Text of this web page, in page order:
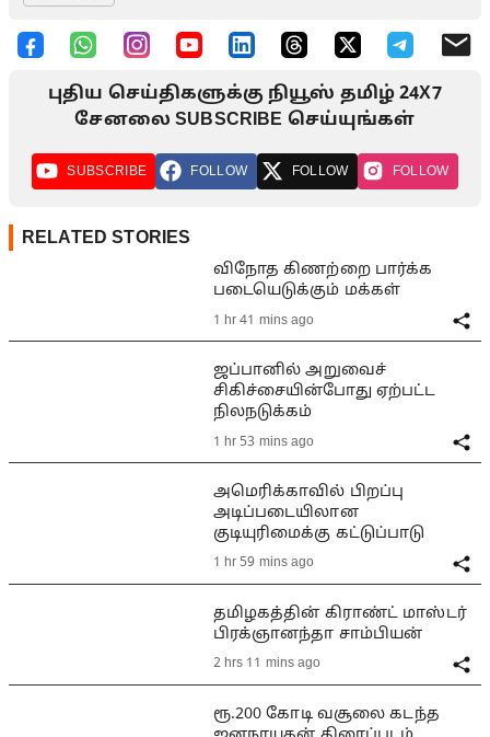
புதிய செய்திகளுக்கு நியூஸ் தமிழ் 24X7
சேனலை SUBSCRIBE செய்யுங்கள்
SUBSCRIBE FOLLOW FOLLOW FOLLOW
RELATED STORIES
விநோத கிணற்றை பார்க்க
படையெடுக்கும் மக்கள்
1 hr 41 mins ago
ஜப்பானில் அறுவைச்
சிகிச்சையின்போது ஏற்பட்ட
நிலநடுக்கம்
1 hr 53 mins ago
அமெரிக்காவில் பிறப்பு
அடிப்படையிலான
குடியுரிமைக்கு கட்டுப்பாடு
1 hr 59 mins ago
தமிழகத்தின் கிராண்ட் மாஸ்டர்
பிரக்ஞானந்தா சாம்பியன்
2 hrs 11 mins ago
ரூ.200 கோடி வசூலை கடந்த